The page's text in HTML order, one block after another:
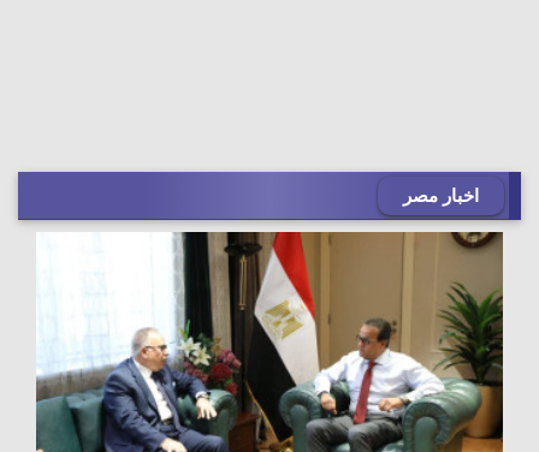
اخبار مصر